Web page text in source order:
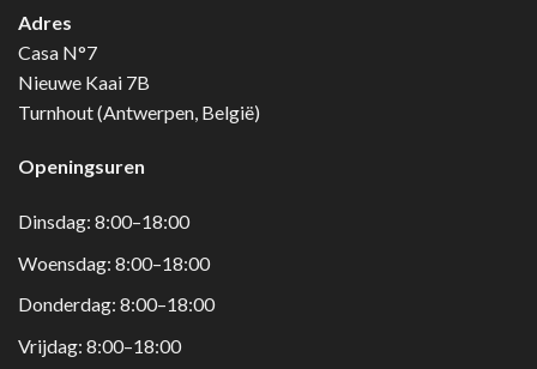
Adres
Casa N°7
Nieuwe Kaai 7B
Turnhout (Antwerpen, België)
Openingsuren
Dinsdag: 8:00–18:00
Woensdag: 8:00–18:00
Donderdag: 8:00–18:00
Vrijdag: 8:00–18:00